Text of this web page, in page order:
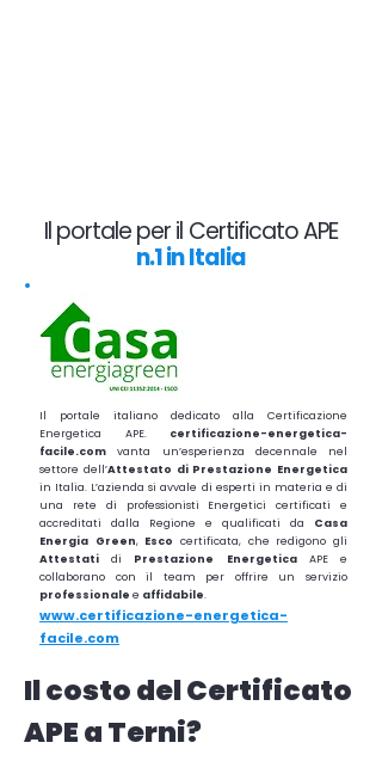
Il portale per il Certificato APE
n.1 in Italia
Il portale italiano dedicato alla Certificazione
Energetica APE. certificazione-energetica-
facile.com vanta un’esperienza decennale nel
settore dell’Attestato di Prestazione Energetica
in Italia. L’azienda si avvale di esperti in materia e di
una rete di professionisti Energetici certificati e
accreditati dalla Regione e qualificati da Casa
Energia Green, Escocertificata, che redigono gli
Attestatidi Prestazione EnergeticaAPE e
collaborano con il team per offrire un servizio
professionale e affidabile.
www.certificazione-energetica-
facile.com
Il costo del Certificato
APE a Terni?